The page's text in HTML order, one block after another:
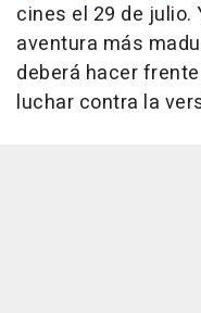
cines el 29 de julio.
aventura más
deberá hacer
luchar contra la